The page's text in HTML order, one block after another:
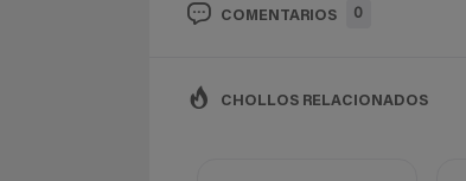
COMENTARIOS 0
CHOLLOS RELACIONADOS